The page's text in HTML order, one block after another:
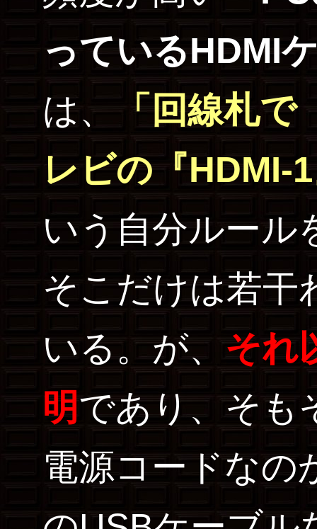
っているHDMI
は、 「回線札で
レビの『HDMI-
いう自分ルール
そこだけは若干
いる。が、それ
明であり、そも
電源コードなの